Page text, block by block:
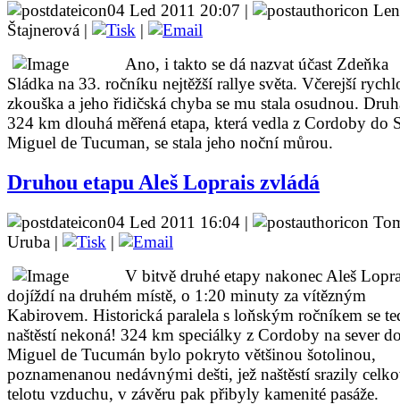
04 Led 2011 20:07 |
Štajnerová |
|
Ano, i takto se dá nazvat účast Zdeňka
Sládka na 33. ročníku nejtěžší rallye světa. Včerejší
zkouška a jeho řidičská chyba se mu stala osudnou.
324 km dlouhá měřená etapa, která vedla z Cordoby do
Miguel de Tucuman, se stala jeho noční můrou.
Druhou etapu Aleš Loprais zvládá
04 Led 2011 16:04 |
Uruba |
|
V bitvě druhé etapy nakonec Aleš
dojíždí na druhém místě, o 1:20 minuty za vítězným
Kabirovem. Historická paralela s loňským ročníkem se
naštěstí nekoná! 324 km speciálky z Cordoby na sever
Miguel de Tucumán bylo pokryto většinou šotolinou,
poznamenanou nedávnými dešti, jež naštěstí srazily
telotu vzduchu, v závěru pak přibyly kamenité pasáže.